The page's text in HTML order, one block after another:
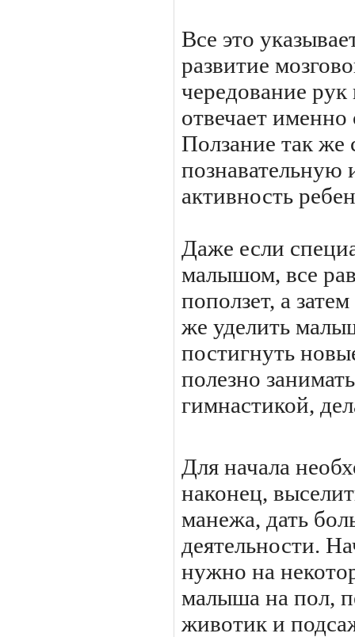
Все это
развитие
чередование
отвечает именно
Ползание так же
познавательную
активность
Даже если
малышом, все
поползет, а
же уделить
постигнуть
полезно
гимнастикой,
Для начала
наконец,
манежа, дать
деятельности.
нужно на
малыша на пол,
животик и